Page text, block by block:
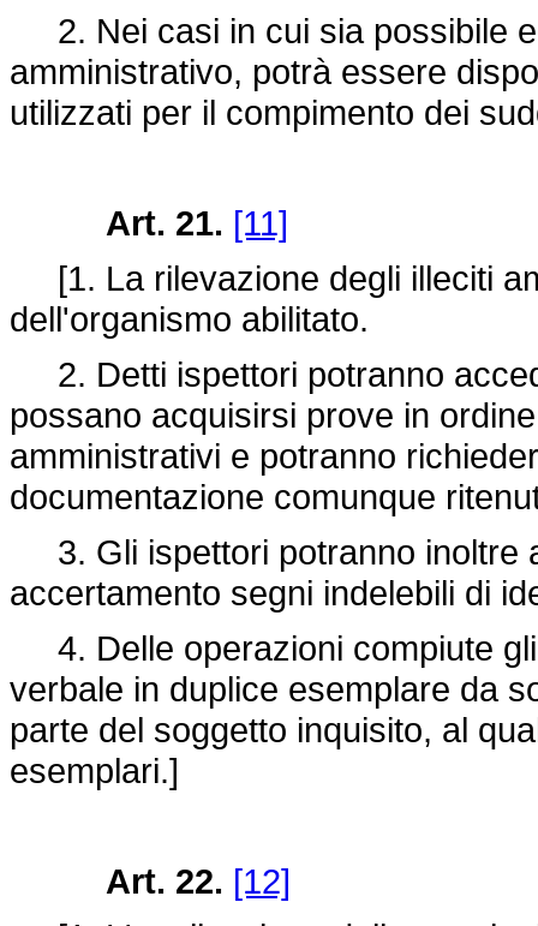
2. Nei casi in cui sia possibile
amministrativo, potrà essere
utilizzati per il compimento dei
Art. 21. [11]
[1. La rilevazione degli illeciti
dell'organismo abilitato.
2. Detti ispettori potranno
possano acquisirsi prove in
amministrativi e potranno
documentazione comunque
3. Gli ispettori potranno inoltre
accertamento segni indelebili di
4. Delle operazioni compiute
verbale in duplice esemplare da
parte del soggetto inquisito, al
esemplari.]
Art. 22. [12]